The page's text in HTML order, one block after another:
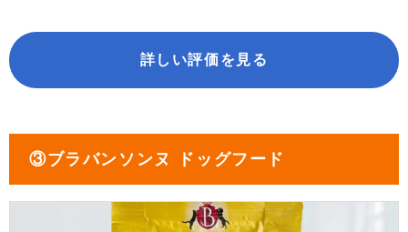
詳しい評価を見る
③ブラバンソンヌ ドッグフード